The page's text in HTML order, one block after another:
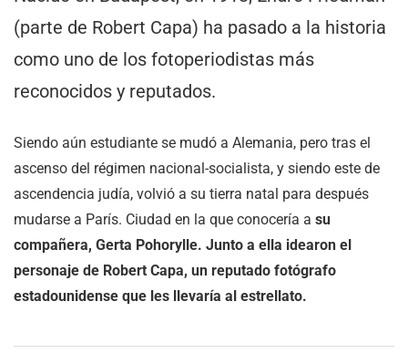
(parte de Robert Capa) ha pasado a la historia
como uno de los fotoperiodistas más
reconocidos y reputados.
Siendo aún estudiante se mudó a Alemania, pero tras el
ascenso del régimen nacional-socialista, y siendo este de
ascendencia judía, volvió a su tierra natal para después
mudarse a París. Ciudad en la que conocería a su
compañera, Gerta Pohorylle. Junto a ella idearon el
personaje de Robert Capa, un reputado fotógrafo
estadounidense que les llevaría al estrellato.